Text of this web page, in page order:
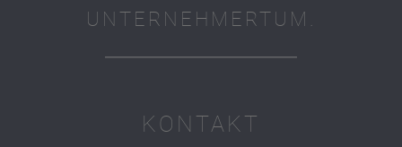
UNTERNEHMERTUM.
KONTAKT